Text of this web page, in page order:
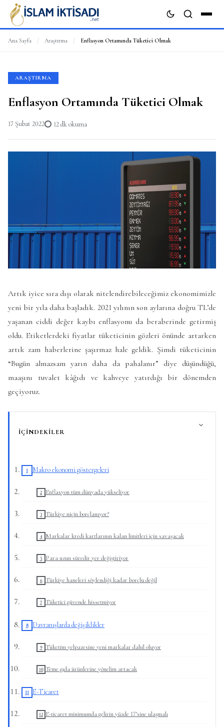
Ana Sayfa / Araştırma / Enflasyon Ortamında Tüketici Olmak
ARAŞTIRMA
Enflasyon Ortamında Tüketici Olmak
17 Şubat 2022 12 dk okuma
Artık iyice sıra dışı olarak nitelendirebileceğimiz ekonomimizle
yeni bir yıla daha başladık. 2021 yılının son aylarına doğru TL’de
yaşanan ciddi değer kaybı enflasyonu da beraberinde getirmiş
oldu. Etiketlerdeki fiyatlar tüketicinin gözleri önünde artarken
artık zam haberlerine şaşırmaz hale geldik. Şimdi tüketicinin
“Bugün almazsam yarın daha da pahalanır” diye düşündüğü,
maaşını tuvalet kâğıdı ve kahveye yatırdığı bir dönemden
geçiyoruz.
İÇINDEKILER
Makro ekonomi göstergeleri
Enflasyon tüm dünyada yükseliyor
Türkiye niçin borçlanıyor?
Markalar kredi kartlarının kalan limitleri için savaşacak
Para uzun süredir yer değiştiriyor
Türkiye haneleri söylendiği kadar borçlu değil
Tüketici güvende hissetmiyor
Davranışlarda değişiklikler
Tüketim yelpazesine yeni markalar dahil oluyor
Teme gıda ürünlerine yönelim artacak
E-Ticaret
E-ticaret minimumda gelirin yüzde 17’sine ulaşmalı